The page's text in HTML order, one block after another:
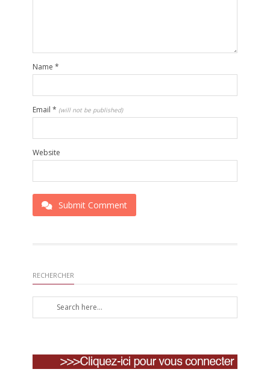
Name *
Email * (will not be published)
Website
Submit Comment
RECHERCHER